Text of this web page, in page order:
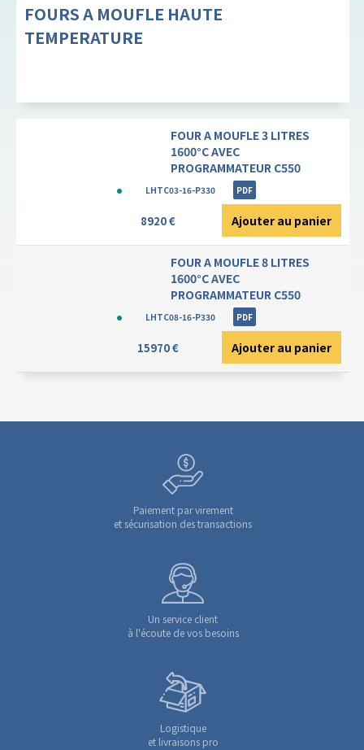
FOURS A MOUFLE HAUTE
TEMPERATURE
FOUR A MOUFLE 3 LITRES
1600°C AVEC
PROGRAMMATEUR C550
LHTC03-16-P330 PDF
8920 € Ajouter au panier
FOUR A MOUFLE 8 LITRES
1600°C AVEC
PROGRAMMATEUR C550
LHTC08-16-P330 PDF
15970 € Ajouter au panier
Paiement par virement
et sécurisation des transactions
Un service client
à l'écoute de vos besoins
Logistique
et livraisons pro